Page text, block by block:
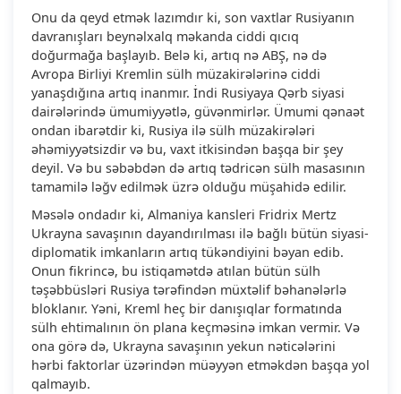
Onu da qeyd etmək lazımdır ki, son vaxtlar Rusiyanın
davranışları beynəlxalq məkanda ciddi qıcıq
doğurmağa başlayıb. Belə ki, artıq nə ABŞ, nə də
Avropa Birliyi Kremlin sülh müzakirələrinə ciddi
yanaşdığına artıq inanmır. İndi Rusiyaya Qərb siyasi
dairələrində ümumiyyətlə, güvənmirlər. Ümumi qənaət
ondan ibarətdir ki, Rusiya ilə sülh müzakirələri
əhəmiyyətsizdir və bu, vaxt itkisindən başqa bir şey
deyil. Və bu səbəbdən də artıq tədricən sülh masasının
tamamilə ləğv edilmək üzrə olduğu müşahidə edilir.
Məsələ ondadır ki, Almaniya kansleri Fridrix Mertz
Ukrayna savaşının dayandırılması ilə bağlı bütün siyasi-
diplomatik imkanların artıq tükəndiyini bəyan edib.
Onun fikrincə, bu istiqamətdə atılan bütün sülh
təşəbbüsləri Rusiya tərəfindən müxtəlif bəhanələrlə
bloklanır. Yəni, Kreml heç bir danışıqlar formatında
sülh ehtimalının ön plana keçməsinə imkan vermir. Və
ona görə də, Ukrayna savaşının yekun nəticələrini
hərbi faktorlar üzərindən müəyyən etməkdən başqa yol
qalmayıb.